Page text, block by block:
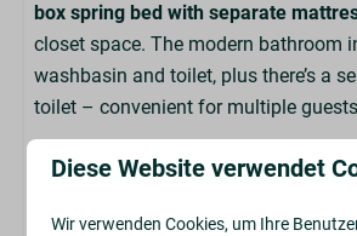
Toilet
Toilet in badkamer
Küche
box spring bed with separate
closet space. The modern bathroom
washbasin and toilet, plus there’s a
toilet – convenient for multiple
Outdoor living & bike storage
Diese Website verwendet
Wir verwenden Cookies, um Ihre